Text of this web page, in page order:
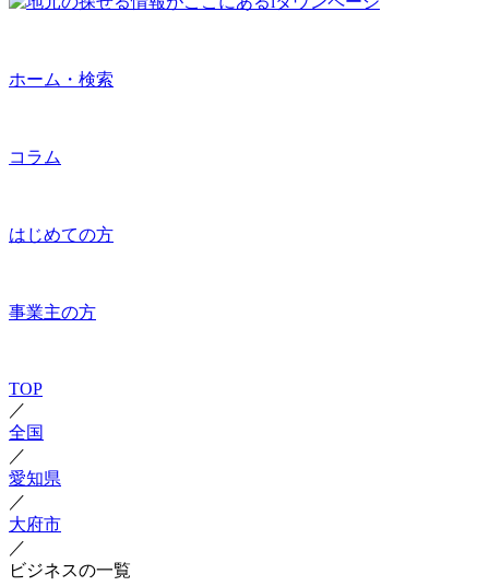
ホーム・検索
コラム
はじめての方
事業主の方
TOP
／
全国
／
愛知県
／
大府市
／
ビジネスの一覧